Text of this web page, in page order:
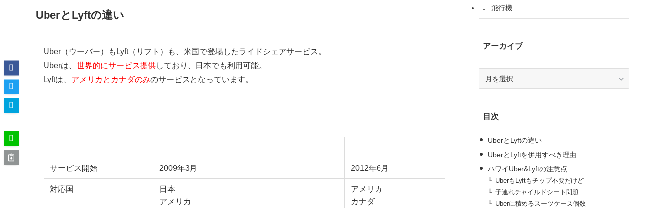
UberとLyftの違い
Uber（ウーバー）もLyft（リフト）も、米国で登場したライドシェアサービス。
Uberは、 世界的にサービス提供しており、日本でも利用可能。
Lyftは、 アメリカとカナダのみのサービスとなっています。
サービス開始 2009年3月 2012年6月
対応国
日本
アメリカ
アメリカ
カナダ
飛行機
アーカイブ
ブ目次
UberとLyftの違い
UberとLyftを併用すべき理由
ハワイUber&Lyftの注意点
UberもLyftもチップ不要だけど
子連れチャイルドシート問題
Uberに積めるスーツケース個数